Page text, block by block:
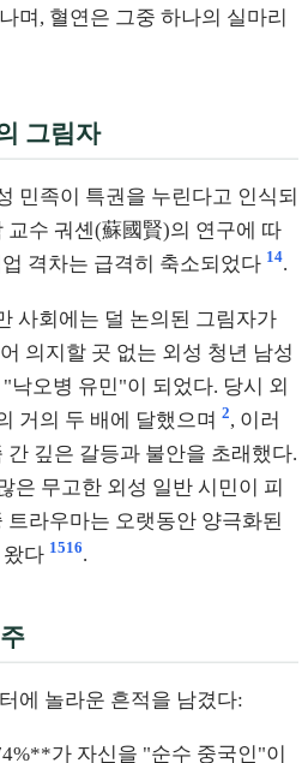
며, 혈연은 그중 하나의 실마리
그림자
민족이 특권을 누린다고 인식되
교수 궈셴(蘇國賢)의 연구에 따
격차는 급격히 축소되었다 14.
사회에는 덜 논의된 그림자가
의지할 곳 없는 외성 청년 남성
낙오병 유민"이 되었다. 당시 외
거의 두 배에 달했으며 2, 이러
간 깊은 갈등과 불안을 초래했다.
은 무고한 외성 일반 시민이 피
라우마는 오랫동안 양극화된
다 1516.
에 놀라운 흔적을 남겼다:
가 자신을 "순수 중국인"이